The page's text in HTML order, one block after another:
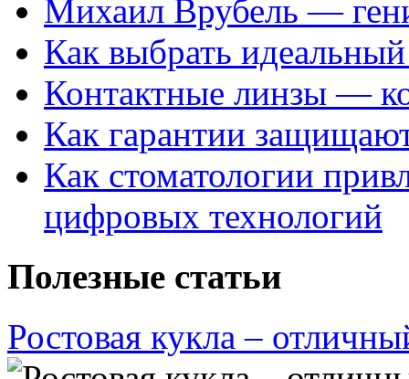
Михаил Врубель —
Как выбрать
Контактные линзы —
Как гарантии
Как стоматологии
цифровых технологий
Полезные статьи
Ростовая кукла –